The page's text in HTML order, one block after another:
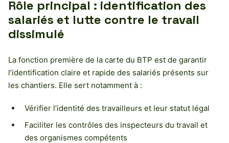
Rôle principal : identification des
salariés et lutte contre le travail
dissimulé
La fonction première de la carte du BTP est de garantir
l’identification claire et rapide des salariés présents sur
les chantiers. Elle sert notamment à :
Vérifier l’identité des travailleurs et leur statut légal
Faciliter les contrôles des inspecteurs du travail et
des organismes compétents